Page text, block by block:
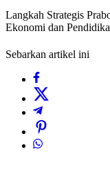
Langkah Strategis
Ekonomi dan
Sebarkan artikel ini